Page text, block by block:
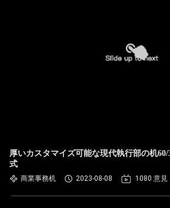
厚いカスタマイズ可能な現代執行部の机
式
商業事務机 2023-08-08 1080 意見